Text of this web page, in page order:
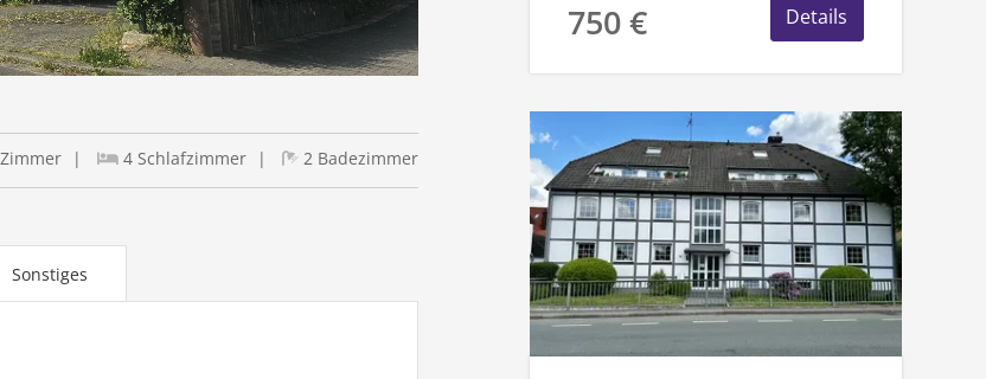
4 Schlafzimmer 2 Badezimmer
Sonstiges
750 € Details